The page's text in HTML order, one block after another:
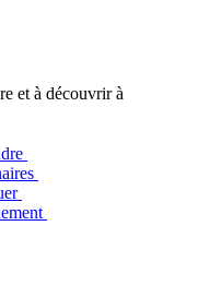
et à découvrir à